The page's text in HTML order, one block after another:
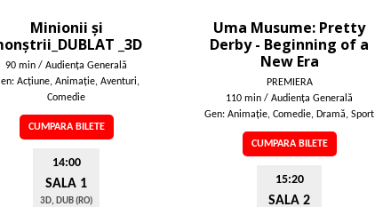
Minionii și
_3D
90 min / Audienţa Generală
Acţiune, Animaţie, Aventuri,
Comedie
CUMPARA BILETE
14:00
SALA 1
3D, DUB (RO)
Uma Musume: Pretty
Derby - Beginning of a
New Era
PREMIERA
110 min / Audienţa Generală
Gen: Animaţie, Comedie, Dramă, Sport
CUMPARA BILETE
15:20
SALA 2